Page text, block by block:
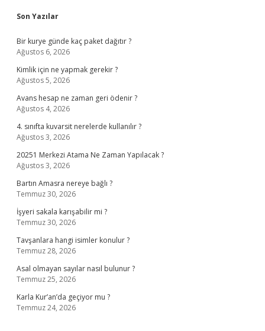
Sidebar
Son Yazılar
Bir kurye günde kaç paket dağıtır ?
Ağustos 6, 2026
Kimlik için ne yapmak gerekir ?
Ağustos 5, 2026
Avans hesap ne zaman geri ödenir ?
Ağustos 4, 2026
4. sınıfta kuvarsit nerelerde kullanılır ?
Ağustos 3, 2026
20251 Merkezi Atama Ne Zaman Yapılacak ?
Ağustos 3, 2026
Bartın Amasra nereye bağlı ?
Temmuz 30, 2026
İşyeri sakala karışabilir mi ?
Temmuz 30, 2026
Tavşanlara hangi isimler konulur ?
Temmuz 28, 2026
Asal olmayan sayılar nasıl bulunur ?
Temmuz 25, 2026
Karla Kur’an’da geçiyor mu ?
Temmuz 24, 2026